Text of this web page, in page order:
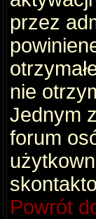
przez
nie
Jednym
forum
Powrót